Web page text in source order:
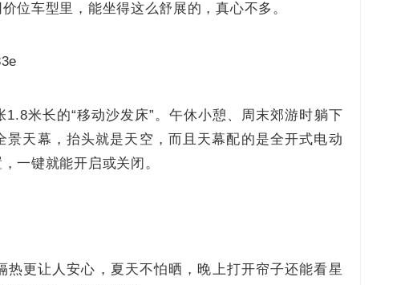
位车型里，能坐得这么舒展的，真心不多。
米长的“移动沙发床”。午休小憩、周末郊游时躺下
天幕，抬头就是天空，而且天幕配的是全开式电动
一键就能开启或关闭。
更让人安心，夏天不怕晒，晚上打开帘子还能看星